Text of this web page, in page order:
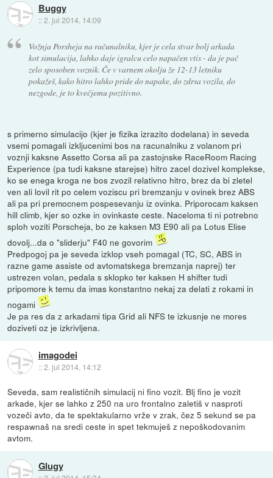
Buggy
::2. jul 2014, 14:09
Vožnja Porsheja na računalniku, kjer je cela stvar bolj arkada
kot simulacija, lahko daje igralcu celo napačen vtis - da je pač
zelo sposoben voznik. Če v varnem okolju že 12-13 letniku
pokažeš, kako hitro lahko pride do napake, do zdrsa vozila, do
nezgode, je to kvečjemu pozitivno.
s primerno simulacijo (kjer je fizika izrazito dodelana) in seveda
vsemi pomagali izkljucenimi bos na racunalniku z volanom pri
voznji kaksne Assetto Corsa ali pa zastojnske RaceRoom Racing
Experience (pa tudi kaksne starejse) hitro zacel dozivel komplekse,
ko se enega kroga ne bos zvozil relativno hitro, brez da bi zletel
ven ali lovil rit po celem voziscu pri bremzanju v ovinek brez ABS
ali pa pri premocnem pospesevanju iz ovinka. Priporocam kaksen
hill climb, kjer so ozke in ovinkaste ceste. Naceloma ti ni potrebno
sploh voziti Porscheja, bo ze kaksen M3 E90 ali pa Lotus Elise
dovolj...da o "sliderju" F40 ne govorim
Predpogoj pa je seveda izklop vseh pomagal (TC, SC, ABS in
razne game assiste od avtomatskega bremzanja naprej) ter
ustrezen volan, pedala s sklopko ter kaksen H shifter tudi
pripomore k temu da imas konstantno nekaj za delati z rokami in
nogami
Je pa res da z arkadami tipa Grid ali NFS te izkusnje ne mores
doziveti oz je izkrivljena.
imagodei
::2. jul 2014, 14:12
Seveda, sam realističnih simulacij ni fino vozit. Blj fino je vozit
arkade, kjer se lahko z 250 na uro frontalno zaletiš v nasproti
vozeči avto, da te spektakularno vrže v zrak, čez 5 sekund se pa
respawnaš na sredi ceste in spet tekmuješ z nepoškodovanim
avtom.
Glugy